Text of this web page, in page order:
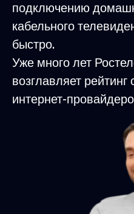
подключению
кабельного
быстро.
Уже много лет
возглавляет
интернет-